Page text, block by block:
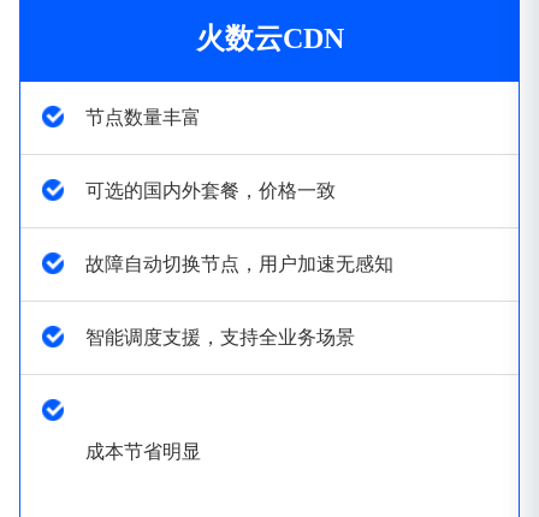
火数云CDN
节点数量丰富
可选的国内外套餐，价格一致
故障自动切换节点，用户加速无感知
智能调度支援，支持全业务场景
成本节省明显